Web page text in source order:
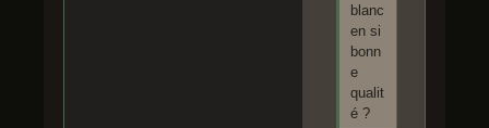
blanc
en si
bonn
e
qualit
é ?